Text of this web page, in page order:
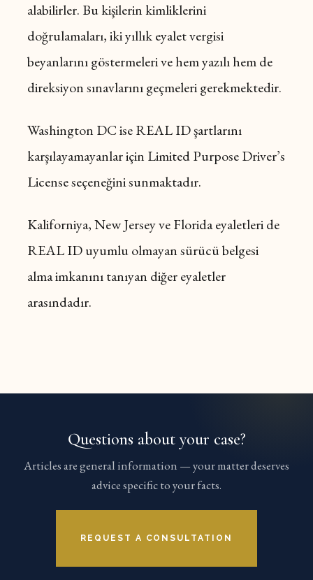
alabilirler. Bu kişilerin kimliklerini
doğrulamaları, iki yıllık eyalet vergisi
beyanlarını göstermeleri ve hem yazılı hem de
direksiyon sınavlarını geçmeleri gerekmektedir.
Washington DC ise REAL ID şartlarını
karşılayamayanlar için Limited Purpose Driver’s
License seçeneğini sunmaktadır.
Kaliforniya, New Jersey ve Florida eyaletleri de
REAL ID uyumlu olmayan sürücü belgesi
alma imkanını tanıyan diğer eyaletler
arasındadır.
Questions about your case?
Articles are general information — your matter deserves
advice specific to your facts.
REQUEST A CONSULTATION